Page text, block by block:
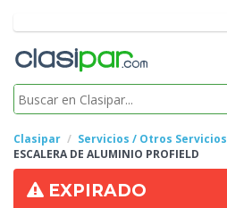
Clasipar
Servicios / Otros Servicios
ESCALERA DE ALUMINIO PROFIELD
EXPIRADO